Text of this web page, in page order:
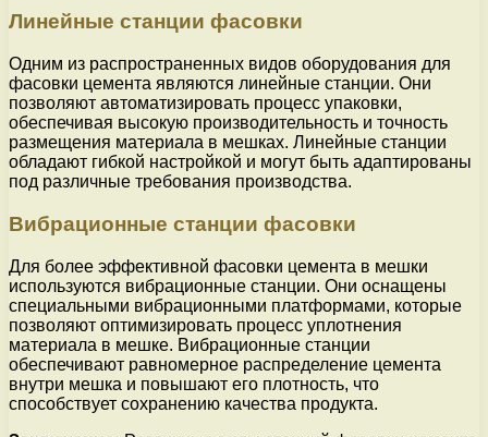
Линейные станции фасовки
Одним из распространенных видов оборудования для
фасовки цемента являются линейные станции. Они
позволяют автоматизировать процесс упаковки,
обеспечивая высокую производительность и точность
размещения материала в мешках. Линейные станции
обладают гибкой настройкой и могут быть адаптированы
под различные требования производства.
Вибрационные станции фасовки
Для более эффективной фасовки цемента в мешки
используются вибрационные станции. Они оснащены
специальными вибрационными платформами, которые
позволяют оптимизировать процесс уплотнения
материала в мешке. Вибрационные станции
обеспечивают равномерное распределение цемента
внутри мешка и повышают его плотность, что
способствует сохранению качества продукта.